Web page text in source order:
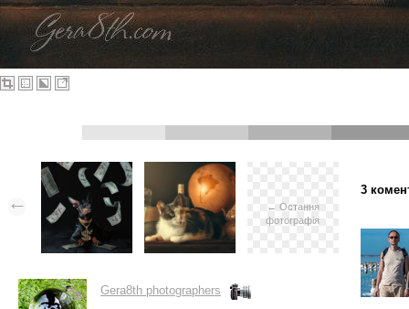
← Остання
фотографія
Gera8th photographers
3